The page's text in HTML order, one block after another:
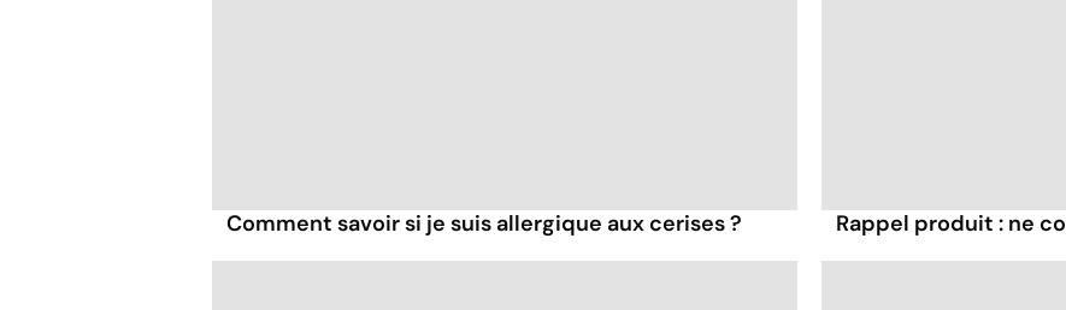
Comment savoir si je suis allergique aux cerises ? Rappel produit : ne